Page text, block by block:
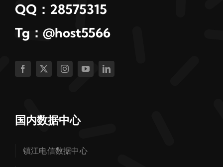
QQ：28575315
Tg：@host5566
国内数据中心
镇江电信数据中心